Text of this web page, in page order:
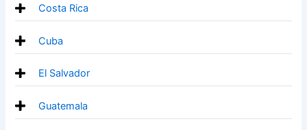
Costa Rica
Cuba
El Salvador
Guatemala